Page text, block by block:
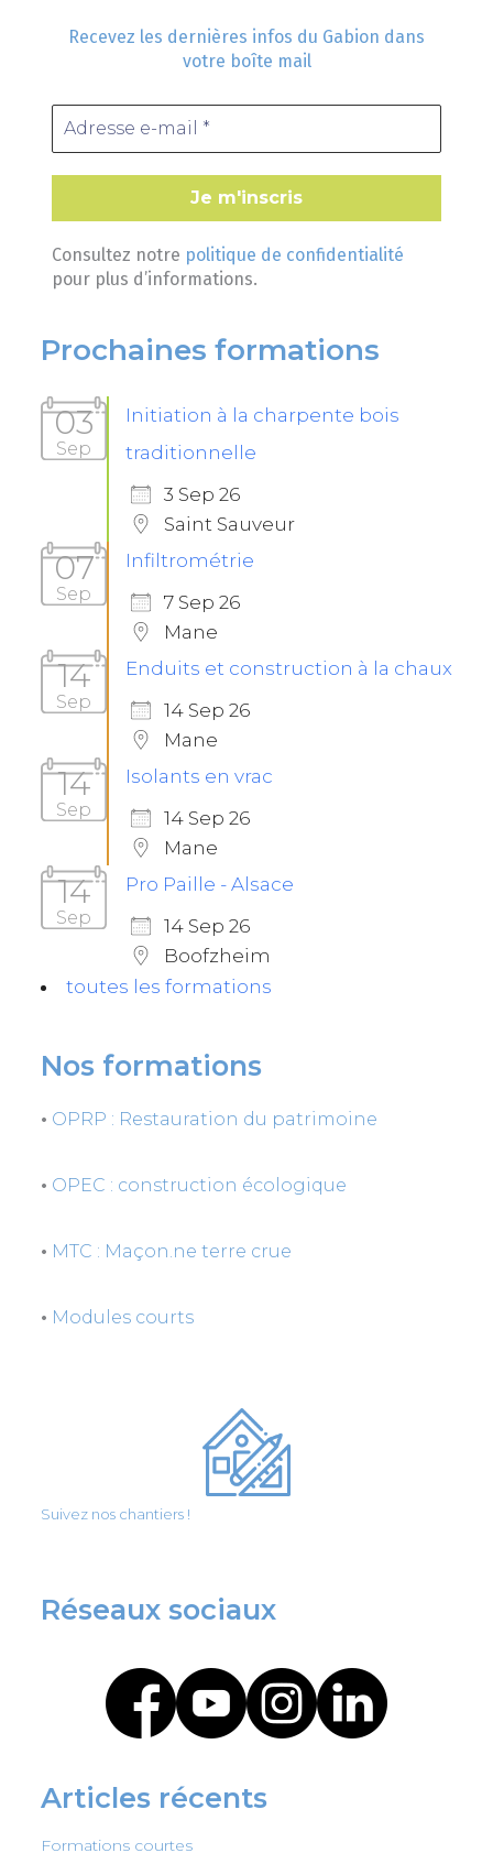
Recevez les dernières infos du Gabion dans
votre boîte mail
Consultez notre politique de confidentialité
pour plus d’informations.
Prochaines formations
03
Sep
Initiation à la charpente bois
traditionnelle
3 Sep 26
Saint Sauveur
07
Sep
Infiltrométrie
7 Sep 26
Mane
14
Sep
Enduits et construction à la chaux
14 Sep 26
Mane
14
Sep
Isolants en vrac
14 Sep 26
Mane
14
Sep
Pro Paille - Alsace
14 Sep 26
Boofzheim
toutes les formations
Nos formations
• OPRP : Restauration du patrimoine
• OPEC : construction écologique
• MTC : Maçon.ne terre crue
• Modules courts
Suivez nos chantiers !
Réseaux sociaux
Articles récents
Formations courtes